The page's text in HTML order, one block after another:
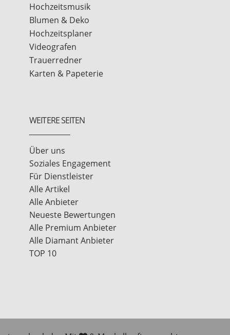
Hochzeitsmusik
Blumen & Deko
Hochzeitsplaner
Videografen
Trauerredner
Karten & Papeterie
WEITERE SEITEN
Über uns
Soziales Engagement
Für Dienstleister
Alle Artikel
Alle Anbieter
Neueste Bewertungen
Alle Premium Anbieter
Alle Diamant Anbieter
TOP 10